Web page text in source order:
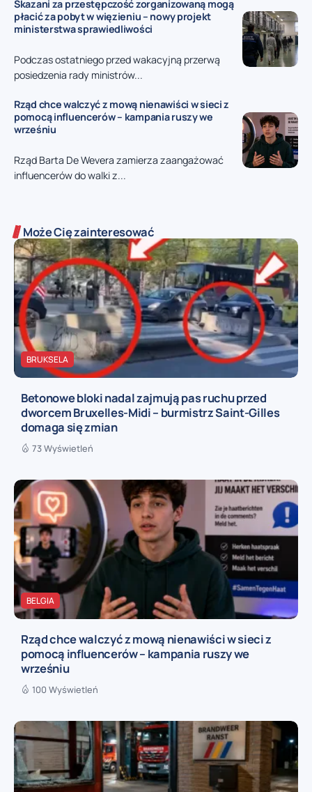
Skazani za przestępczość zorganizowaną mogą
płacić za pobyt w więzieniu – nowy projekt
ministerstwa sprawiedliwości
Podczas ostatniego przed wakacyjną przerwą
posiedzenia rady ministrów...
Rząd chce walczyć z mową nienawiści w sieci z
pomocą influencerów – kampania ruszy we
wrześniu
Rząd Barta De Wevera zamierza zaangażować
influencerów do walki z...
Może Cię zainteresować
BRUKSELA
Betonowe bloki nadal zajmują pas ruchu przed
dworcem Bruxelles-Midi – burmistrz Saint-Gilles
domaga się zmian
73 Wyświetleń
BELGIA
Rząd chce walczyć z mową nienawiści w sieci z
pomocą influencerów – kampania ruszy we
wrześniu
100 Wyświetleń